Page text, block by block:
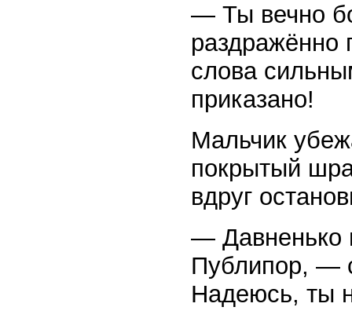
— Ты вечно
раздражённо
слова
приказано!
Мальчик
покрытый
вдруг
— Давненько
Публипор, —
Надеюсь, ты